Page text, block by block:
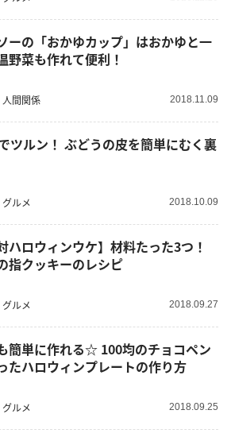
ーの「おかゆカップ」はおかゆと一
野菜も作れて便利！
人間関係 2018.11.09
ツルン！ ぶどうの皮を簡単にむく裏
ルメ 2018.10.09
ハロウィンウケ】材料たった3つ！
指クッキーのレシピ
ルメ 2018.09.27
簡単に作れる☆ 100均のチョコペン
たハロウィンプレートの作り方
ルメ 2018.09.25